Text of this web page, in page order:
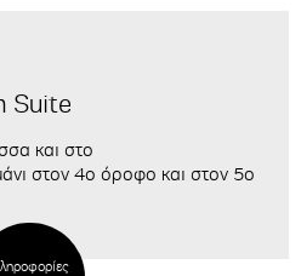
Suite
και στο
στον 4ο όροφο και στον 5ο